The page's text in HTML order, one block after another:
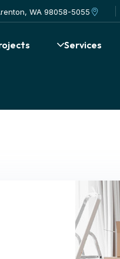
WA 98058-5055
Services